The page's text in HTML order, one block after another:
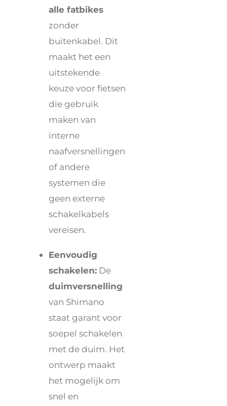
alle fatbikes
zonder
buitenkabel. Dit
maakt het een
uitstekende
keuze voor fietsen
die gebruik
maken van
interne
naafversnellingen
of andere
systemen die
geen externe
schakelkabels
vereisen.
Eenvoudig
schakelen: De
duimversnelling
van Shimano
staat garant voor
soepel schakelen
met de duim. Het
ontwerp maakt
het mogelijk om
snel en